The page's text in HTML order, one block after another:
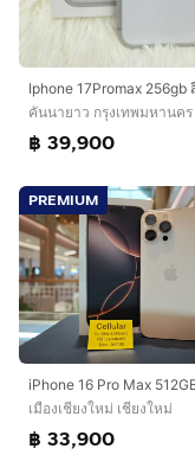
คันนายาว กรุงเทพมหานคร
฿ 39,900
PREMIUM
เมืองเชียงใหม่ เชียงใหม่
฿ 33,900